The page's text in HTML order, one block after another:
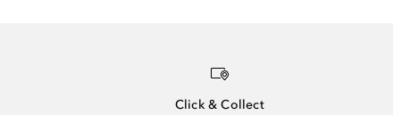
Click & Collect